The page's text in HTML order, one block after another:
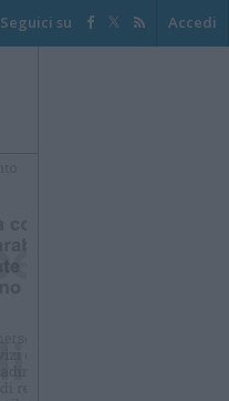
Seguici su Accedi